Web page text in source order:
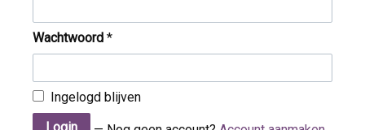
Wachtwoord *
Ingelogd blijven